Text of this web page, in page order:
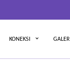
KONEKSI GALERI